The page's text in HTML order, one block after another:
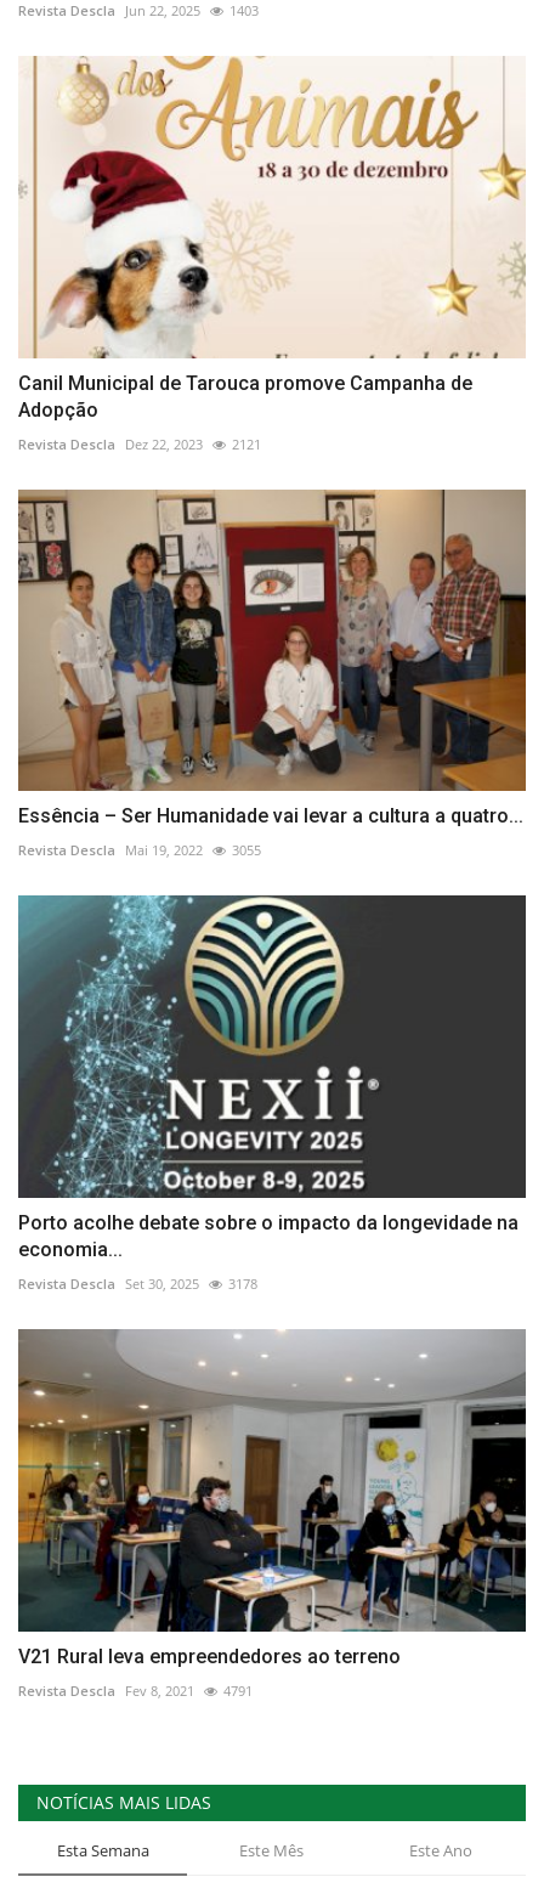
Revista Descla Jun 22, 2025 1403
Canil Municipal de Tarouca promove Campanha de
Adopção
Revista Descla Dez 22, 2023 2121
Essência – Ser Humanidade vai levar a cultura a quatro...
Revista Descla Mai 19, 2022 3055
Porto acolhe debate sobre o impacto da longevidade na
economia...
Revista Descla Set 30, 2025 3178
V21 Rural leva empreendedores ao terreno
Revista Descla Fev 8, 2021 4791
NOTÍCIAS MAIS LIDAS
Esta Semana Este Mês Este Ano